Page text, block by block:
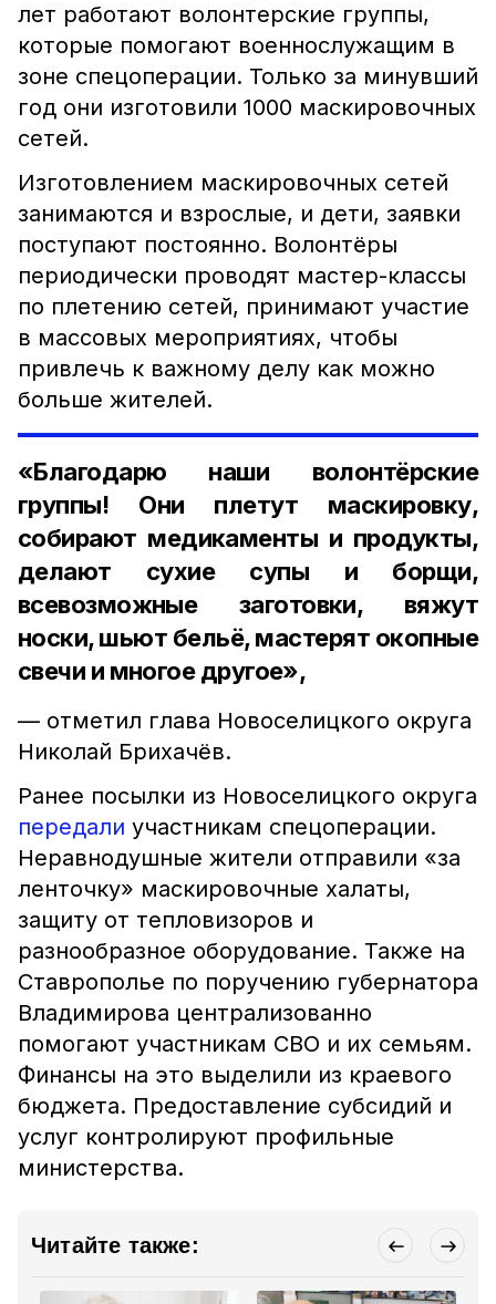
лет работают волонтерские группы,
которые помогают военнослужащим в
зоне спецоперации. Только за минувший
год они изготовили 1000 маскировочных
сетей.
Изготовлением маскировочных сетей
занимаются и взрослые, и дети, заявки
поступают постоянно. Волонтёры
периодически проводят мастер-классы
по плетению сетей, принимают участие
в массовых мероприятиях, чтобы
привлечь к важному делу как можно
больше жителей.
«Благодарю наши волонтёрские
группы! Они плетут маскировку,
собирают медикаменты и продукты,
делают сухие супы и борщи,
всевозможные заготовки, вяжут
носки, шьют бельё, мастерят окопные
свечи и многое другое»,
— отметил глава Новоселицкого округа
Николай Брихачёв.
Ранее посылки из Новоселицкого округа
передали участникам спецоперации.
Неравнодушные жители отправили «за
ленточку» маскировочные халаты,
защиту от тепловизоров и
разнообразное оборудование. Также на
Ставрополье по поручению губернатора
Владимирова централизованно
помогают участникам СВО и их семьям.
Финансы на это выделили из краевого
бюджета. Предоставление субсидий и
услуг контролируют профильные
министерства.
Читайте также: